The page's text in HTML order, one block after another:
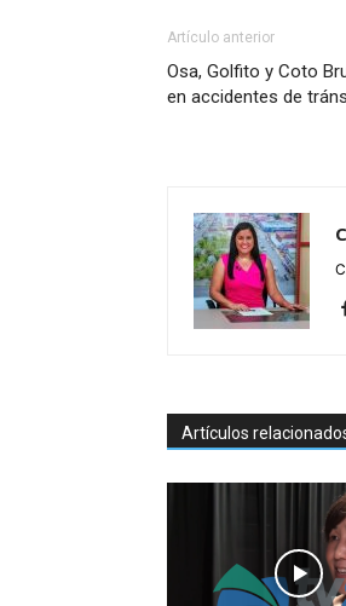
Artículo anterior
Osa, Golfito y Coto
en accidentes de
Artículos